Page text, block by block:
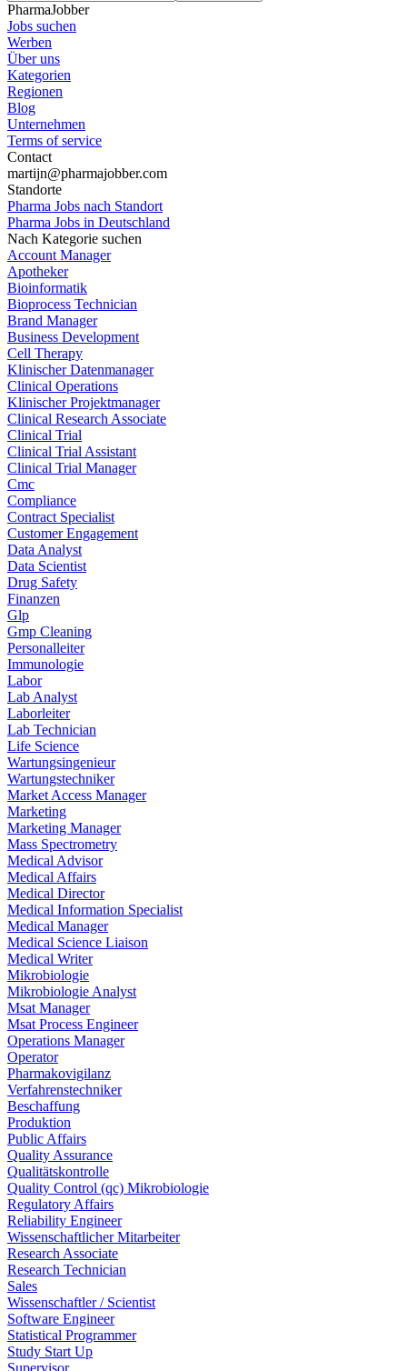
PharmaJobber
Jobs suchen
Werben
Über uns
Kategorien
Regionen
Blog
Unternehmen
Terms of service
Contact
martijn@pharmajobber.com
Standorte
Pharma Jobs nach Standort
Pharma Jobs in Deutschland
Nach Kategorie suchen
Account Manager
Apotheker
Bioinformatik
Bioprocess Technician
Brand Manager
Business Development
Cell Therapy
Klinischer Datenmanager
Clinical Operations
Klinischer Projektmanager
Clinical Research Associate
Clinical Trial
Clinical Trial Assistant
Clinical Trial Manager
Cmc
Compliance
Contract Specialist
Customer Engagement
Data Analyst
Data Scientist
Drug Safety
Finanzen
Glp
Gmp Cleaning
Personalleiter
Immunologie
Labor
Lab Analyst
Laborleiter
Lab Technician
Life Science
Wartungsingenieur
Wartungstechniker
Market Access Manager
Marketing
Marketing Manager
Mass Spectrometry
Medical Advisor
Medical Affairs
Medical Director
Medical Information Specialist
Medical Manager
Medical Science Liaison
Medical Writer
Mikrobiologie
Mikrobiologie Analyst
Msat Manager
Msat Process Engineer
Operations Manager
Operator
Pharmakovigilanz
Verfahrenstechniker
Beschaffung
Produktion
Public Affairs
Quality Assurance
Qualitätskontrolle
Quality Control (qc) Mikrobiologie
Regulatory Affairs
Reliability Engineer
Wissenschaftlicher Mitarbeiter
Research Associate
Research Technician
Sales
Wissenschaftler / Scientist
Software Engineer
Statistical Programmer
Study Start Up
Supervisor